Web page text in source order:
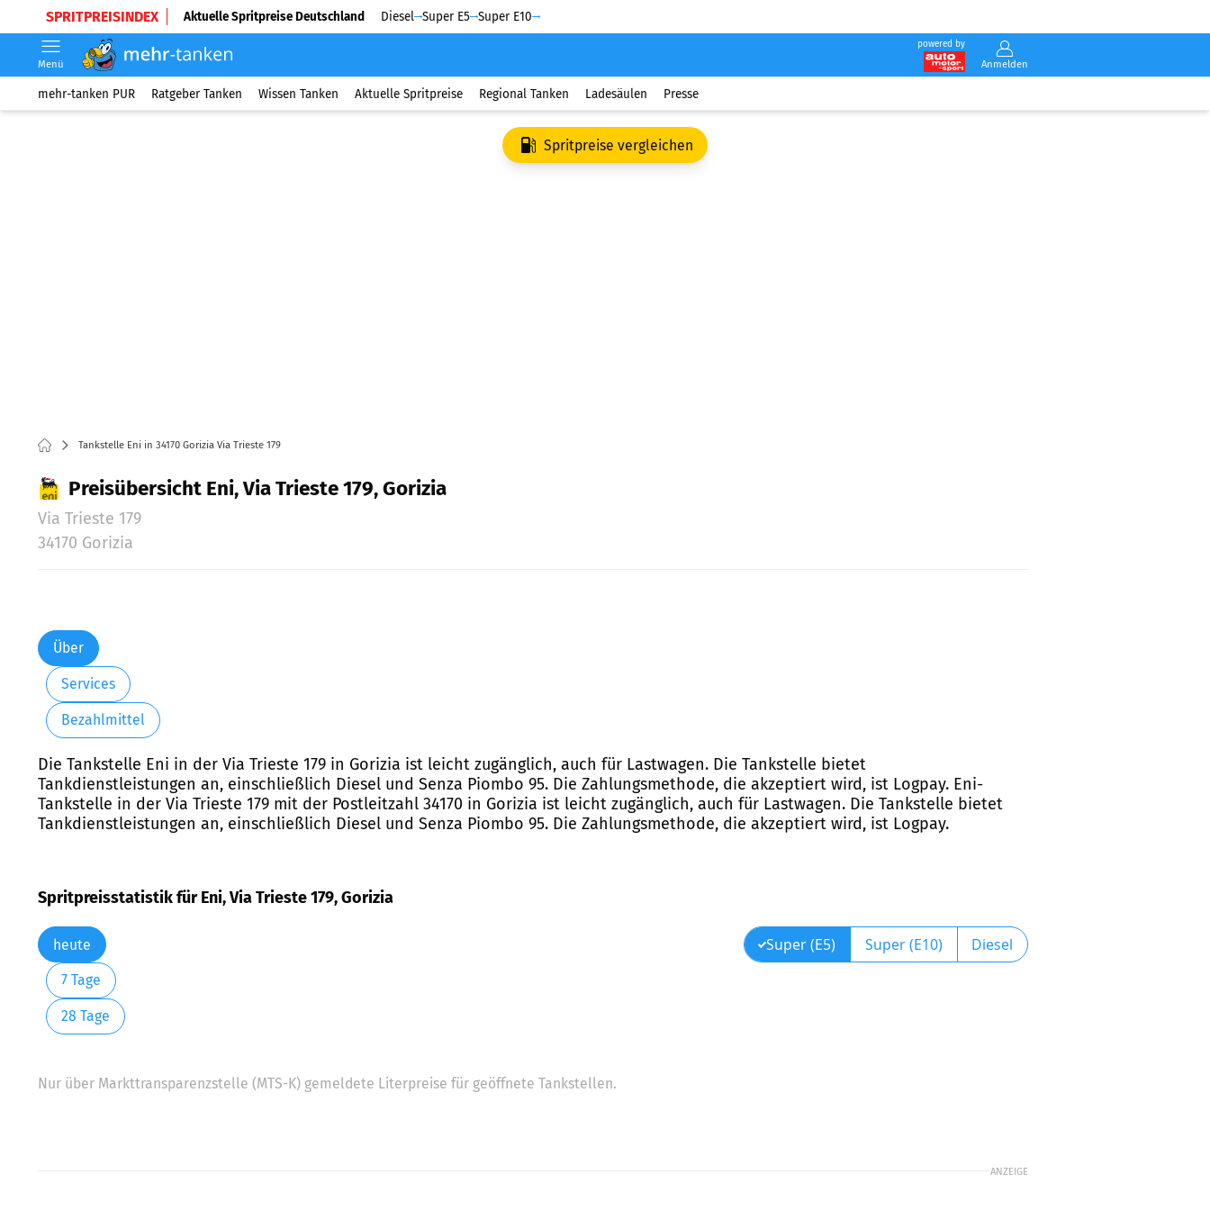
SPRITPREISINDEX Aktuelle Spritpreise Deutschland Diesel Super E5 Super E10
powered by
Anmelden
Menü
mehr-tanken PUR Ratgeber Tanken Wissen Tanken Aktuelle Spritpreise Regional Tanken Ladesäulen Presse
Spritpreise vergleichen
Tankstelle Eni in 34170 Gorizia Via Trieste 179
Preisübersicht Eni, Via Trieste 179, Gorizia
Via Trieste 179
34170 Gorizia
Über
Services
Bezahlmittel
Die Tankstelle Eni in der Via Trieste 179 in Gorizia ist leicht zugänglich, auch für Lastwagen. Die Tankstelle bietet
Tankdienstleistungen an, einschließlich Diesel und Senza Piombo 95. Die Zahlungsmethode, die akzeptiert wird, ist Logpay. Eni-
Tankstelle in der Via Trieste 179 mit der Postleitzahl 34170 in Gorizia ist leicht zugänglich, auch für Lastwagen. Die Tankstelle bietet
Tankdienstleistungen an, einschließlich Diesel und Senza Piombo 95. Die Zahlungsmethode, die akzeptiert wird, ist Logpay.
Spritpreisstatistik für Eni, Via Trieste 179, Gorizia
heute
7 Tage
28 Tage
Super (E5) Super (E10) Diesel
Nur über Markttransparenzstelle (MTS-K) gemeldete Literpreise für geöffnete Tankstellen.
ANZEIGE